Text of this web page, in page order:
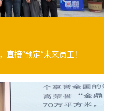
直接“预定”未来员工！